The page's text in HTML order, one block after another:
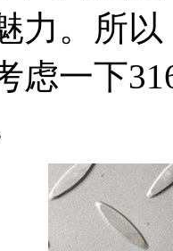
力。所
虑一下